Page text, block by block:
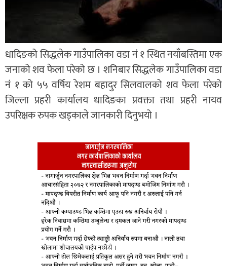
धादिङको सिद्धलेक गाउँपालिका वडा नं १ स्थित नयाँबस्तिमा एक
जनाको शव फेला परेको छ । शनिबार सिद्धलेक गाउँपालिका वडा
नं १ को ५५ वर्षिय रेशम बहादुर सिलवालको शव फेला परेको
जिल्ला प्रहरी कार्यालय धादिङका प्रवक्ता तथा प्रहरी नायव
उपरिक्षक रुपक खड्काले जानकारी दिनुभयो ।